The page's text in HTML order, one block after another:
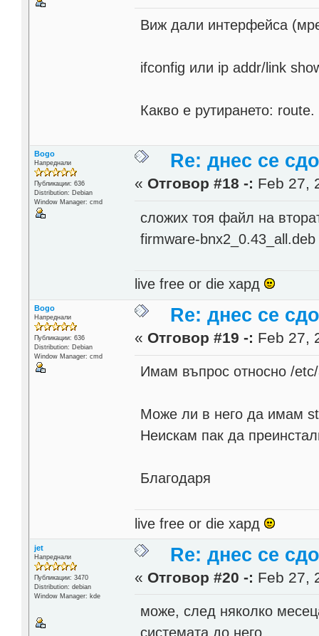
Виж дали интерфейса
ifconfig или ip addr/link
Какво е рутирането: route.
Bogo
Напреднали
Публикации: 636
Distribution: Debian
Window Manager: cmd
Re: днес се
« Отговор #18 -: Feb 27,
сложих тоя файл на
firmware-bnx2_0.43_all.deb
live free or die хард
Bogo
Напреднали
Публикации: 636
Distribution: Debian
Window Manager: cmd
Re: днес се
« Отговор #19 -: Feb 27,
Имам въпрос относно /
Може ли в него да имам
Неискам пак да
Благодаря
live free or die хард
jet
Напреднали
Публикации: 3470
Distribution: debian
Window Manager: kde
Re: днес се
« Отговор #20 -: Feb 27,
може, след няколко
системата до него.